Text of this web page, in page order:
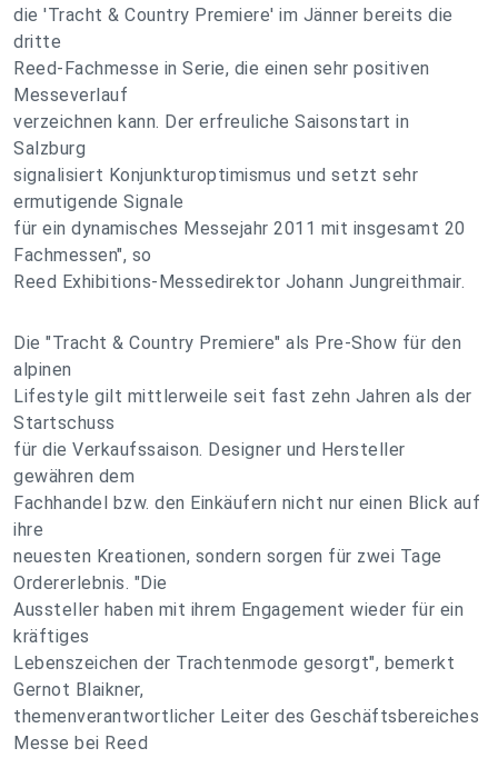
die 'Tracht & Country Premiere' im Jänner bereits die
dritte
Reed-Fachmesse in Serie, die einen sehr positiven
Messeverlauf
verzeichnen kann. Der erfreuliche Saisonstart in
Salzburg
signalisiert Konjunkturoptimismus und setzt sehr
ermutigende Signale
für ein dynamisches Messejahr 2011 mit insgesamt 20
Fachmessen", so
Reed Exhibitions-Messedirektor Johann Jungreithmair.
Die "Tracht & Country Premiere" als Pre-Show für den
alpinen
Lifestyle gilt mittlerweile seit fast zehn Jahren als der
Startschuss
für die Verkaufssaison. Designer und Hersteller
gewähren dem
Fachhandel bzw. den Einkäufern nicht nur einen Blick auf
ihre
neuesten Kreationen, sondern sorgen für zwei Tage
Ordererlebnis. "Die
Aussteller haben mit ihrem Engagement wieder für ein
kräftiges
Lebenszeichen der Trachtenmode gesorgt", bemerkt
Gernot Blaikner,
themenverantwortlicher Leiter des Geschäftsbereiches
Messe bei Reed